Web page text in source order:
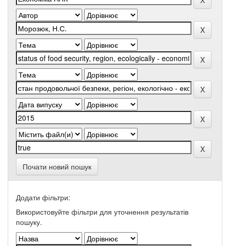
Почати новий пошук
Додати фільтри:
Використовуйте фільтри для уточнення результатів
пошуку.